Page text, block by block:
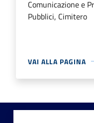
Comunicazione e
Pubblici, Cimitero
VAI ALLA PAGINA